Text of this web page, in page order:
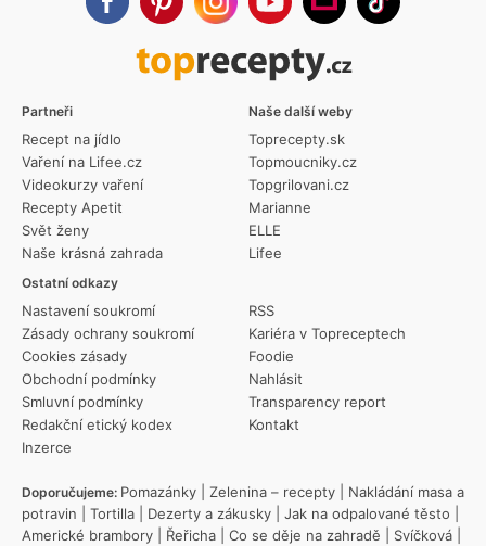
Partneři
Recept na jídlo
Vaření na Lifee.cz
Videokurzy vaření
Recepty Apetit
Svět ženy
Naše krásná zahrada
Ostatní odkazy
Nastavení soukromí
Zásady ochrany soukromí
Cookies zásady
Obchodní podmínky
Smluvní podmínky
Redakční etický kodex
Inzerce
RSS
Kariéra v Topreceptech
Foodie
Nahlásit
Transparency report
Kontakt
Naše další weby
Toprecepty.sk
Topmoucniky.cz
Topgrilovani.cz
Marianne
ELLE
Lifee
Doporučujeme: Pomazánky Zelenina – recepty
Nakládání masa a
potravin
Tortilla Dezerty a zákusky Jak na odpalované těsto
Americké brambory
Řeřicha Co se děje na zahradě Svíčková